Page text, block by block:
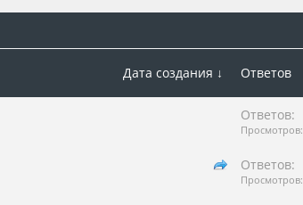
Дата создания ↓ Ответов
Ответов:
Просмотров:
Ответов:
Просмотров: